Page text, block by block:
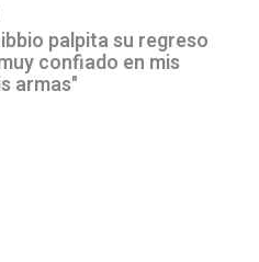
palpita su regreso
confiado en mis
armas"